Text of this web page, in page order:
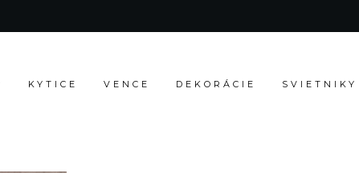
KYTICE VENCE DEKORÁCIE SVIETNIKY